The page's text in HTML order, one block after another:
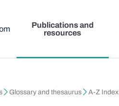
Publications and
resources
Glossary and thesaurus A-Z Index